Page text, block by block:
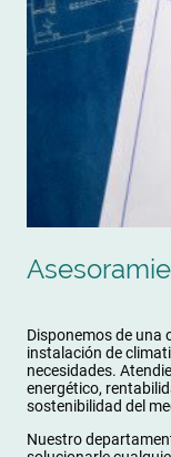
Disponemos de una
instalación de
necesidades.
energético,
sostenibilidad del
Nuestro